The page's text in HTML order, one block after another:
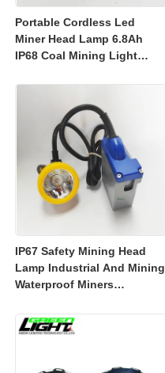
Portable Cordless Led
Miner Head Lamp 6.8Ah
IP68 Coal Mining Light
Lamp 23000lux
IP67 Safety Mining Head
Lamp Industrial And Mining
Waterproof Miners
10000lux Mining Hard Hat
Light